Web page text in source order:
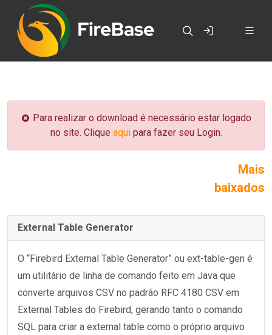
Para realizar o download é necessário estar logado
no site. Clique aquipara fazer seu Login.
Mais
baixados
External Table Generator
O “Firebird External Table Generator” ou ext-table-gen é
um utilitário de linha de comando feito em Java que
converte arquivos CSV no padrão RFC 4180 CSV em
External Tables do Firebird, gerando tanto o comando
SQL para criar a external table como o próprio arquivo